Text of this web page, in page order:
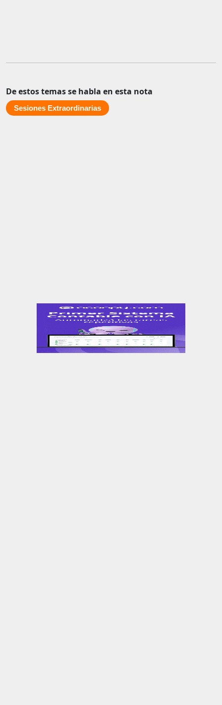
De estos temas se habla en esta nota
Sesiones Extraordinarias